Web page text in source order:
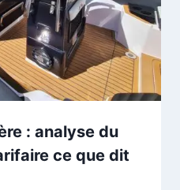
: analyse du
ce que dit